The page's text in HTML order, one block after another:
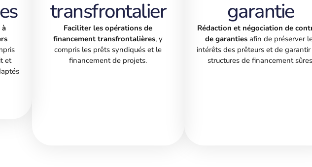
à
et
transfrontalier
Faciliter les opérations de
financement transfrontalières, y
compris les prêts syndiqués et le
financement de projets.
garantie
Rédaction et négociation de
de garantiesafin de préserver
intérêts des prêteurs et de
structures de financement